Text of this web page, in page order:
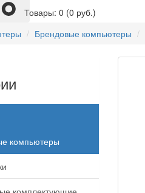
Товары: 0 (0 руб.)
Брендовые компьютеры
компьютеры